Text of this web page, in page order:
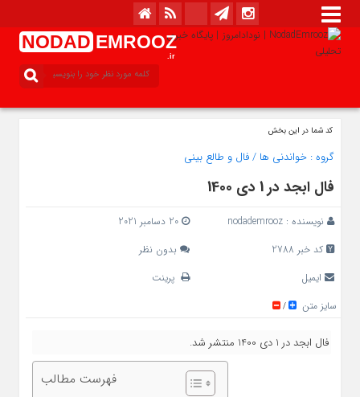
NODAD EMROOZ
.ir
کد شما در این بخش
گروه : خواندنی ها /فال و طالع بینی
فال ابجد در 1 دی 1400
نویسنده : nodademrooz
20 دسامبر 2021
کد خبر 2788
بدون نظر
ایمیل
پرینت
سایز متن
/
فال ابجد در 1 دی 1400 منتشر شد.
فهرست مطالب